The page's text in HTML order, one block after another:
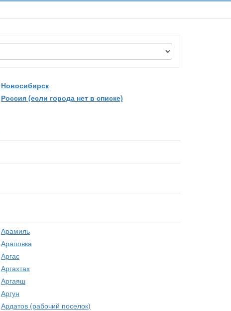
Новосибирск
Россия (если города нет в списке)
Арамиль
Араповка
Аргас
Аргахтах
Аргаяш
Аргун
Ардатов (рабочий поселок)